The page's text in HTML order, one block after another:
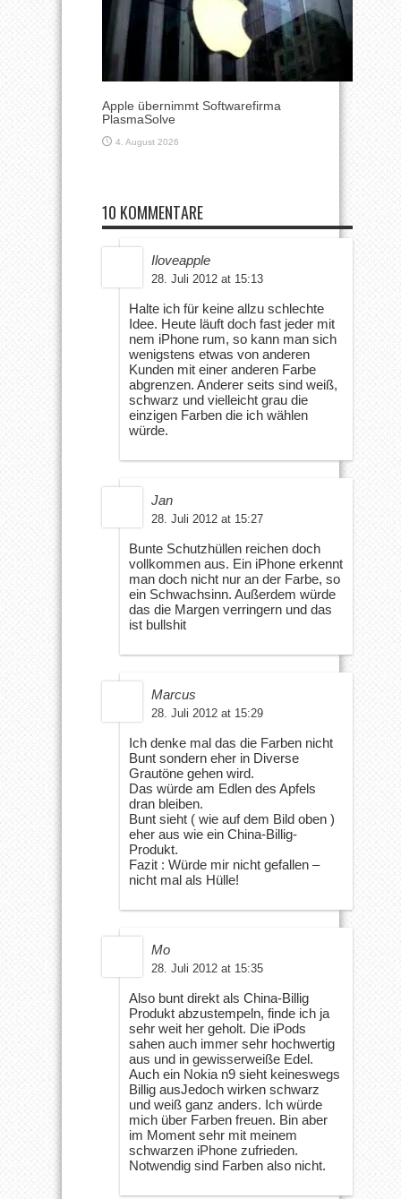
Apple übernimmt Softwarefirma
PlasmaSolve
4. August 2026
10 KOMMENTARE
Iloveapple
28. Juli 2012 at 15:13
Halte ich für keine allzu schlechte
Idee. Heute läuft doch fast jeder mit
nem iPhone rum, so kann man sich
wenigstens etwas von anderen
Kunden mit einer anderen Farbe
abgrenzen. Anderer seits sind weiß,
schwarz und vielleicht grau die
einzigen Farben die ich wählen
würde.
Jan
28. Juli 2012 at 15:27
Bunte Schutzhüllen reichen doch
vollkommen aus. Ein iPhone erkennt
man doch nicht nur an der Farbe, so
ein Schwachsinn. Außerdem würde
das die Margen verringern und das
ist bullshit
Marcus
28. Juli 2012 at 15:29
Ich denke mal das die Farben nicht
Bunt sondern eher in Diverse
Grautöne gehen wird.
Das würde am Edlen des Apfels
dran bleiben.
Bunt sieht ( wie auf dem Bild oben )
eher aus wie ein China-Billig-
Produkt.
Fazit : Würde mir nicht gefallen –
nicht mal als Hülle!
Mo
28. Juli 2012 at 15:35
Also bunt direkt als China-Billig
Produkt abzustempeln, finde ich ja
sehr weit her geholt. Die iPods
sahen auch immer sehr hochwertig
aus und in gewisserweiße Edel.
Auch ein Nokia n9 sieht keineswegs
Billig ausJedoch wirken schwarz
und weiß ganz anders. Ich würde
mich über Farben freuen. Bin aber
im Moment sehr mit meinem
schwarzen iPhone zufrieden.
Notwendig sind Farben also nicht.